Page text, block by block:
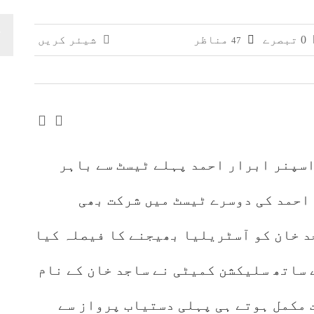
کے کاروباری گروپ کی ملکیت کا انکشاف
شیئر کریں 47 مناظر
ابرار احمد پہلے ٹیسٹ سے باہر
کی دوسرے ٹیسٹ میں شرکت بھی
خان کو آسٹریلیا بھیجنے کا فیصلہ کیا
سلیکشن کمیٹی نے ساجد خان کے نام
مکمل ہوتے ہی پہلی دستیاب پرواز سے